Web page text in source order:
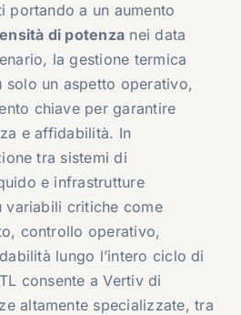
portando a un aumento
di potenza nei data
la gestione termica
solo un aspetto operativo,
chiave per garantire
e affidabilità. In
tra sistemi di
e infrastrutture
variabili critiche come
controllo operativo,
lungo l’intero ciclo di
consente a Vertiv di
altamente specializzate, tra